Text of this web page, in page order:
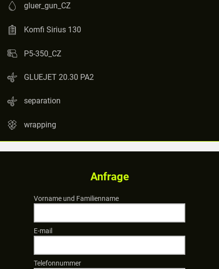
gluer_gun_CZ
Komfi Sirius 130
P5-350_CZ
GLUEJET 20.30 PA2
separation
wrapping
Anfrage
Vorname und Familienname
E-mail
Telefonnummer